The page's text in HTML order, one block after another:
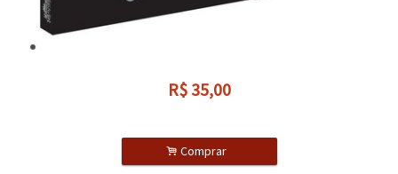
R$ 35,00
. Comprar